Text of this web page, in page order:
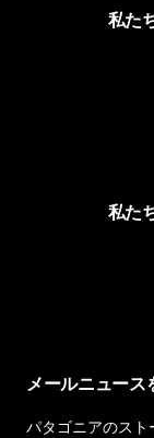
私た
私た
メールニュース
パタゴニアのス